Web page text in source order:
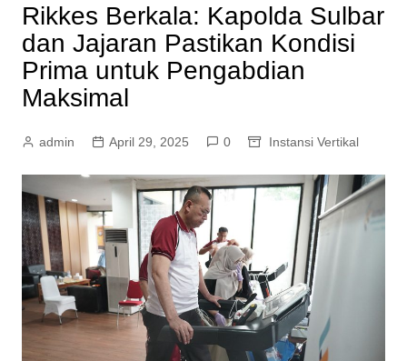
Rikkes Berkala: Kapolda Sulbar
dan Jajaran Pastikan Kondisi
Prima untuk Pengabdian
Maksimal
admin April 29, 2025 0 Instansi Vertikal